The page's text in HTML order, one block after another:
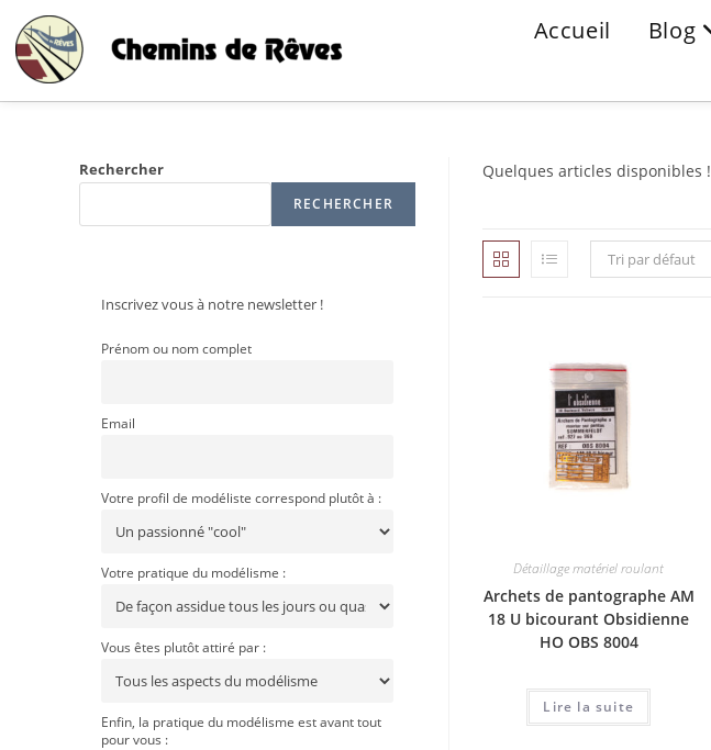
Accueil Blog
Quelques articles disponibles !
Tri par défaut
Détaillage matériel roulant
Archets de pantographe AM
18 U bicourant Obsidienne
HO OBS 8004
Lire la suite
Rechercher
RECHERCHER
Inscrivez vous à notre newsletter !
Prénom ou nom complet
Email
Votre profil de modéliste correspond plutôt à :
Votre pratique du modélisme :
Vous êtes plutôt attiré par :
Enfin, la pratique du modélisme est avant tout
pour vous :